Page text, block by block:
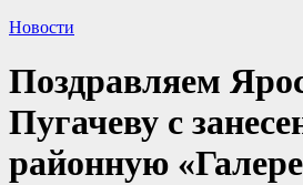
Новости
Поздравляем
Пугачеву с
районную